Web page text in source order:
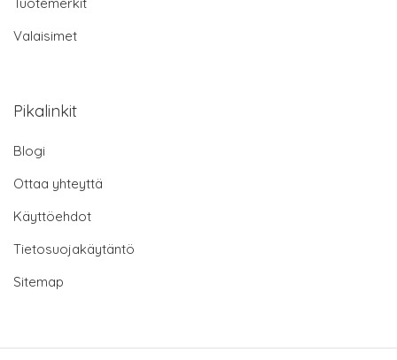
Valaisimet
Pikalinkit
Blogi
Ottaa yhteyttä
Käyttöehdot
Tietosuojakäytäntö
Sitemap